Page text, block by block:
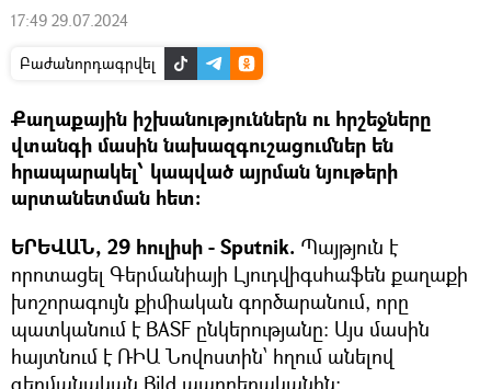
17:49 29.07.2024
Բաժանորդագրվել
Քաղաքային իշխանություններն ու հրշեջները
վտանգի մասին նախազգուշացումներ են
հրապարակել՝ կապված այրման նյութերի
արտանետման հետ։
ԵՐԵՎԱՆ, 29 հուլիսի - Sputnik. Պայթյուն է
որոտացել Գերմանիայի Լյուդվիգսհաֆեն քաղաքի
խոշորագույն քիմիական գործարանում, որը
պատկանում է BASF ընկերությանը։ Այս մասին
հայտնում է ՌԻԱ Նովոստին՝ հղում անելով
գերմանական Bild պարբերականին։